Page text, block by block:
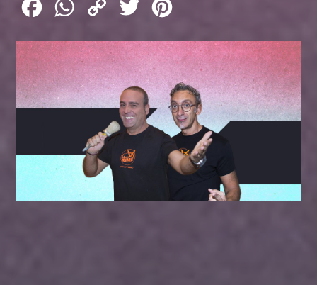
FacebookWhatsApp
Copy
Twitter